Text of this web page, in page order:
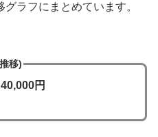
ラフにまとめています。
移)
円